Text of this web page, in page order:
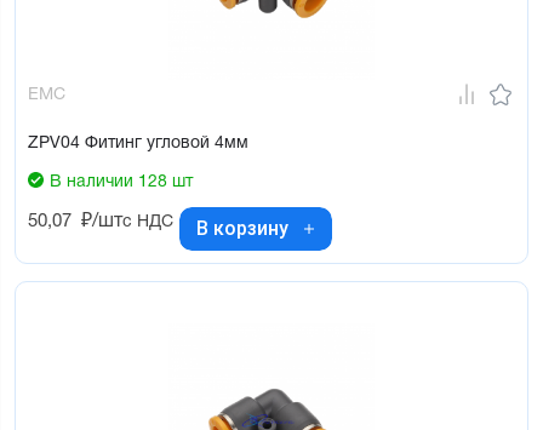
EMC
ZPV04 Фитинг угловой 4мм
В наличии 128 шт
50,07 ₽/штс НДС В корзину